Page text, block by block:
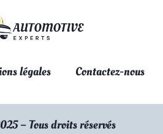
légales Contactez-nous
– Tous droits réservés